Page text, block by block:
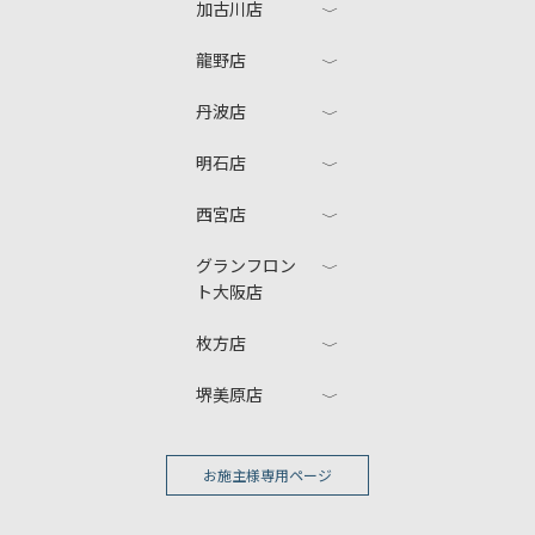
加古川店
龍野店
丹波店
明石店
西宮店
グランフロン
ト大阪店
枚方店
堺美原店
お施主様専用ページ